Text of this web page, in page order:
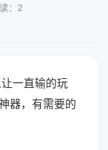
：2
一直输的玩
器，有需要的